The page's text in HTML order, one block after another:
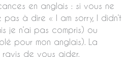
en anglais : si vous ne
pas à dire « I am sorry, I didn’t
je n’ai pas compris) ou
pour mon anglais). La
de vous aider.